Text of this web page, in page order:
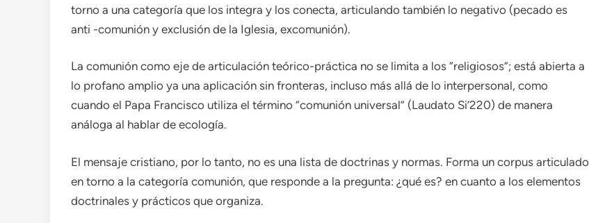
torno a una categoría que los integra y los conecta, articulando también lo negativo (pecado es
anti -comunión y exclusión de la Iglesia, excomunión).
La comunión como eje de articulación teórico-práctica no se limita a los “religiosos”; está abierta a
lo profano amplio ya una aplicación sin fronteras, incluso más allá de lo interpersonal, como
cuando el Papa Francisco utiliza el término “comunión universal” (Laudato Si’220) de manera
análoga al hablar de ecología.
El mensaje cristiano, por lo tanto, no es una lista de doctrinas y normas. Forma un corpus articulado
en torno a la categoría comunión, que responde a la pregunta: ¿qué es? en cuanto a los elementos
doctrinales y prácticos que organiza.